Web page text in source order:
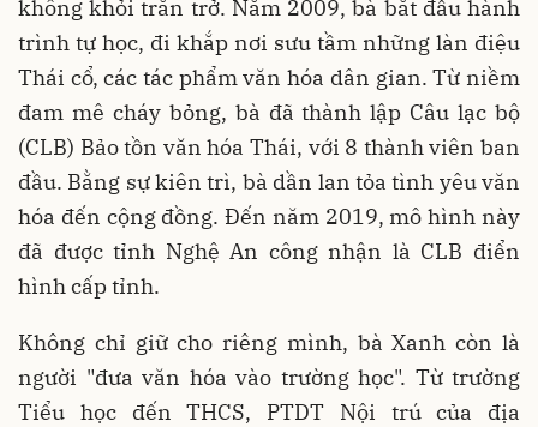
không khỏi trăn trở. Năm 2009, bà bắt đầu hành
trình tự học, đi khắp nơi sưu tầm những làn điệu
Thái cổ, các tác phẩm văn hóa dân gian. Từ niềm
đam mê cháy bỏng, bà đã thành lập Câu lạc bộ
(CLB) Bảo tồn văn hóa Thái, với 8 thành viên ban
đầu. Bằng sự kiên trì, bà dần lan tỏa tình yêu văn
hóa đến cộng đồng. Đến năm 2019, mô hình này
đã được tỉnh Nghệ An công nhận là CLB điển
hình cấp tỉnh.
Không chỉ giữ cho riêng mình, bà Xanh còn là
người "đưa văn hóa vào trường học". Từ trường
Tiểu học đến THCS, PTDT Nội trú của địa